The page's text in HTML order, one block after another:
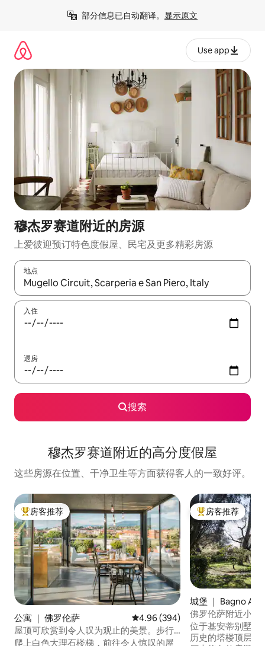
部分信息已自动翻译。 显示原文
Use app
穆杰罗赛道附近的房源
上爱彼迎预订特色度假屋、民宅及更多精彩房源
地点
如有搜索结果，请使用上下方向键查看，或通过点击或滑动手势
入住
退房
搜索
穆杰罗赛道附近的高分度假屋
这些房源在位置、干净卫生等方面获得客人的一致好评。
热门「房客推荐」
房客推荐
公寓 ｜ 佛罗伦萨 平均评分 4.96 分（满分 5 分），
4.96 (394)
屋顶可欣赏到令人叹为观止的美景。步行
即可抵达米兰大教堂。
爬上白色大理石楼梯，前往令人惊叹的屋
热门「房客推荐」
房客推荐
城堡 ｜ Bagno A
佛罗伦萨附近小城
位于基安蒂别墅（
历史的塔楼顶层公